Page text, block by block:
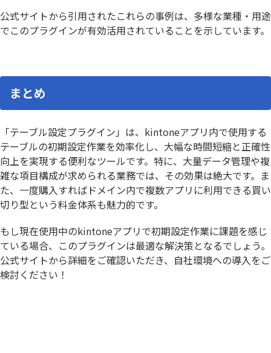
公式サイトから引用されたこれらの事例は、多様な業種・用途
でこのプラグインが有効活用されていることを示しています。
まとめ
「テーブル設定プラグイン」は、kintoneアプリ内で使用する
テーブルの初期設定作業を効率化し、大幅な時間短縮と正確性
向上を実現する便利なツールです。特に、大量データ管理や複
雑な項目構成が求められる業務では、その効果は絶大です。ま
た、一度購入すればドメイン内で複数アプリに利用できる買い
切り型という料金体系も魅力的です。
もし現在使用中のkintoneアプリで初期設定作業に課題を感じ
ている場合、このプラグインは最適な解決策となるでしょう。
公式サイトから詳細をご確認いただき、自社環境への導入をご
検討ください！